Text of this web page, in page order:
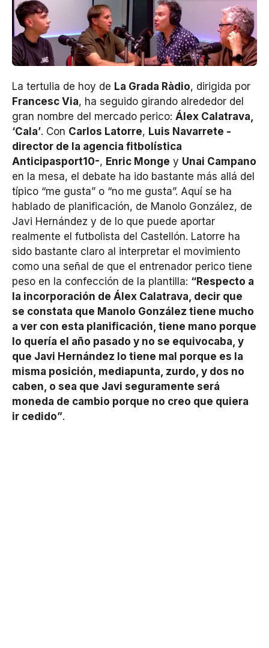
La tertulia de hoy de La Grada Ràdio, dirigida por
Francesc Via, ha seguido girando alrededor del
gran nombre del mercado perico: Álex Calatrava,
‘Cala’. Con Carlos Latorre, Luis Navarrete -
director de la agencia fitbolística
Anticipasport10-, Enric Monge y Unai Campano
en la mesa, el debate ha ido bastante más allá del
típico “me gusta” o “no me gusta”. Aquí se ha
hablado de planificación, de Manolo González, de
Javi Hernández y de lo que puede aportar
realmente el futbolista del Castellón. Latorre ha
sido bastante claro al interpretar el movimiento
como una señal de que el entrenador perico tiene
peso en la confección de la plantilla: “Respecto a
la incorporación de Álex Calatrava, decir que
se constata que Manolo González tiene mucho
a ver con esta planificación, tiene mano porque
lo quería el año pasado y no se equivocaba, y
que Javi Hernández lo tiene mal porque es la
misma posición, mediapunta, zurdo, y dos no
caben, o sea que Javi seguramente será
moneda de cambio porque no creo que quiera
ir cedido”.